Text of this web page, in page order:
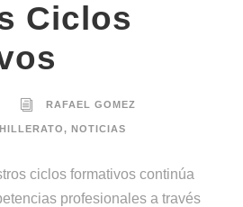
Ciclos
RAFAEL GOMEZ
, NOTICIAS
ciclos formativos continúa
profesionales a través